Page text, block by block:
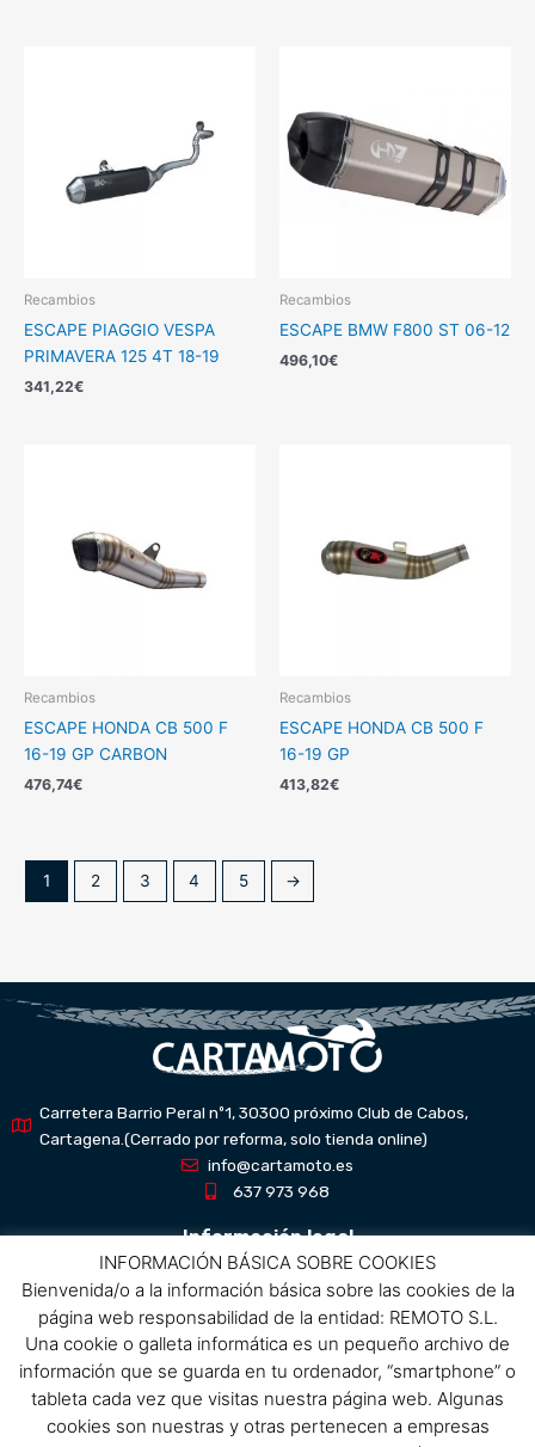
Recambios
ESCAPE PIAGGIO VESPA
PRIMAVERA 125 4T 18-19
341,22€
Recambios
ESCAPE BMW F800 ST 06-12
496,10€
Recambios
ESCAPE HONDA CB 500 F
16-19 GP CARBON
476,74€
Recambios
ESCAPE HONDA CB 500 F
16-19 GP
413,82€
1 2 3 4 5 →
Carretera Barrio Peral nº1, 30300 próximo Club de Cabos,
Cartagena.(Cerrado por reforma, solo tienda online)
info@cartamoto.es
637 973 968
Información legal
Aviso Legal
Política de privacidad
Política de protección de datos
Política de cookies
Condiciones de compra
INFORMACIÓN BÁSICA SOBRE COOKIES
Bienvenida/o a la información básica sobre las cookies de la
página web responsabilidad de la entidad: REMOTO S.L.
Una cookie o galleta informática es un pequeño archivo de
información que se guarda en tu ordenador, “smartphone” o
tableta cada vez que visitas nuestra página web. Algunas
cookies son nuestras y otras pertenecen a empresas